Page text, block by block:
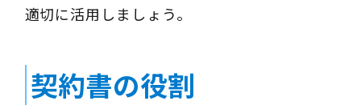
適切に活用しましょう。
契約書の役割